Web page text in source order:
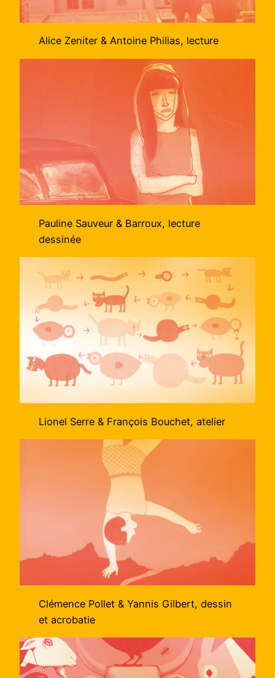
Alice Zeniter & Antoine Philias, lecture
Pauline Sauveur & Barroux, lecture
dessinée
Lionel Serre & François Bouchet, atelier
Clémence Pollet & Yannis Gilbert, dessin
et acrobatie